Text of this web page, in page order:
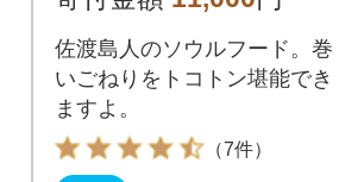
佐渡島人のソウルフード。巻
いごねりをトコトン堪能でき
ますよ。
（7件）